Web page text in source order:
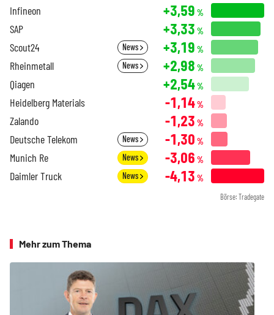
Infineon +3,59 %
SAP +3,33 %
Scout24 News +3,19 %
Rheinmetall News +2,98 %
Qiagen +2,54%
Heidelberg Materials -1,14%
Zalando -1,23 %
Deutsche Telekom News -1,30 %
Munich Re News -3,06 %
Daimler Truck News -4,13 %
Börse: Tradegate
Mehr zum Thema